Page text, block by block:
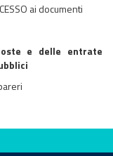
ai documenti
e delle entrate